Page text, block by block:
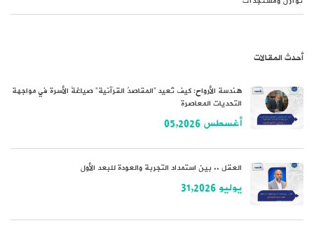
أحدث المقالات
هندسة الأرواح: كيف تُعيد “المقاصدُ القرآنية” صياغةَ الأسرة في مواجهة
التحديات المعاصرة
أغسطس 05,2026
العقل .. بين استمداد التجربة والعودة للبعد الأول
يوليو 31,2026